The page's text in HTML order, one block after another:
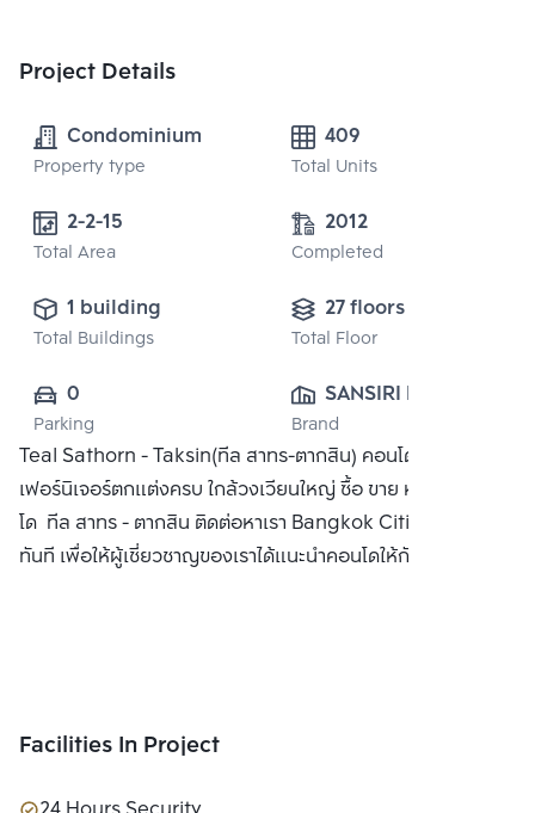
Project Details
Condominium
Property type
409
Total Units
Total Area
2012
Completed
1 building
Total Buildings
27 floors
Total Floor
0
Parking
SANSIRI PUBLIC
CO., LTD.
Brand
Teal Sathorn - Taksin(ทีล สาทร-ตากสิน) คอนโดพร้อมเข้าอยู่
เฟอร์นิเจอร์ตกแต่งครบ ใกล้วงเวียนใหญ่ ซื้อ ขาย หรือ เช่า คอน
โด ทีล สาทร - ตากสิน ติดต่อหาเรา Bangkok CitiSmart ได้
ทันที เพื่อให้ผู้เชี่ยวชาญของเราได้แนะนำคอนโดให้กับท่าน
Facilities In Project